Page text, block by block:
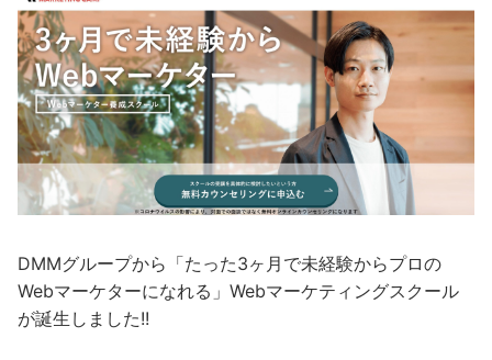
DMMグループから「たった3ヶ月で未経験からプロの
Webマーケターになれる」Webマーケティングスクール
が誕生しました!!